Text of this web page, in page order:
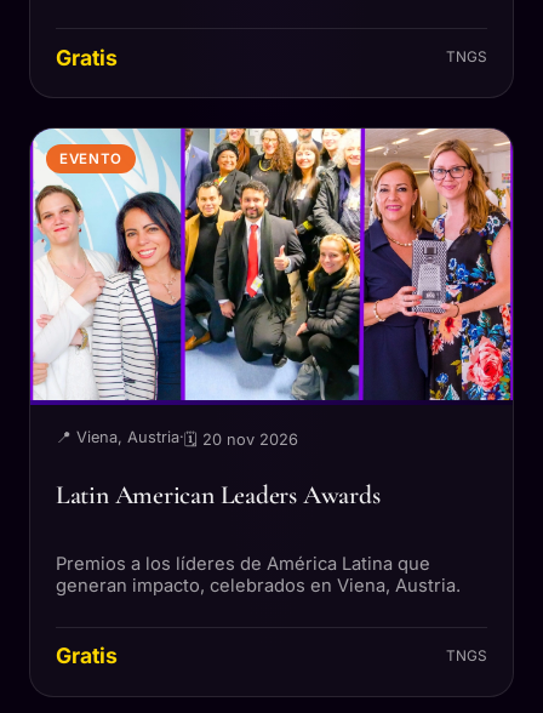
Gratis TNGS
EVENTO
📍 Viena, Austria· 🗓 20 nov 2026
Latin American Leaders Awards
Premios a los líderes de América Latina que
generan impacto, celebrados en Viena, Austria.
Gratis TNGS